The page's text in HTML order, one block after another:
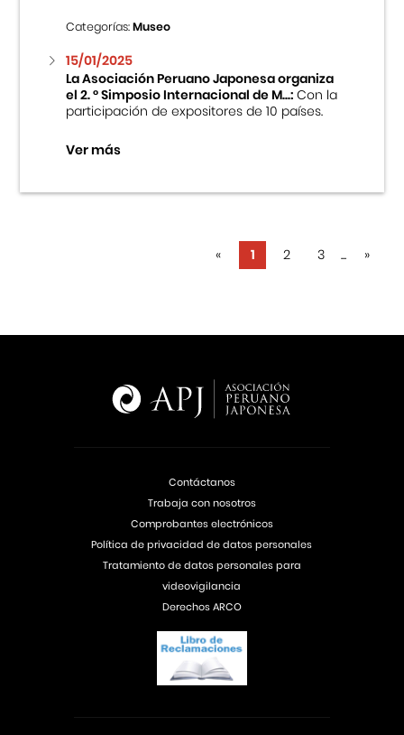
Categorías:Museo
15/01/2025
La Asociación Peruano Japonesa organiza
el 2. ° Simposio Internacional de M...:Con la
participación de expositores de 10 países.
Ver más
« 1 2 3 ... »
Contáctanos
Trabaja con nosotros
Comprobantes electrónicos
Política de privacidad de datos personales
Tratamiento de datos personales para
videovigilancia
Derechos ARCO